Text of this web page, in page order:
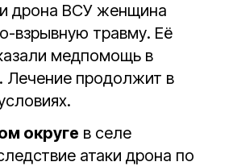
дрона ВСУ женщина
взрывную травму. Еë
медпомощь в
Лечение продолжит в
округе в селе
атаки дрона по